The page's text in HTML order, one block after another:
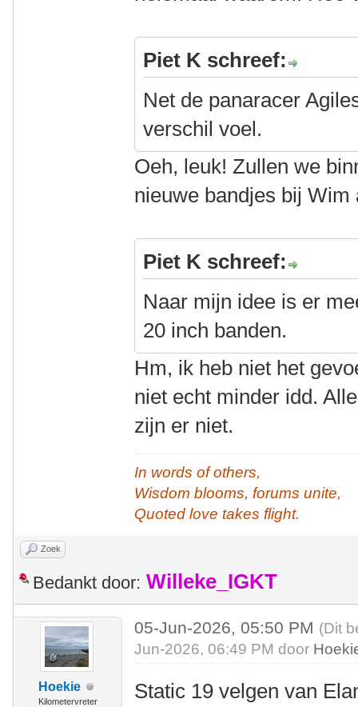
Piet K schreef:
Net de panaracer
verschil voel.
Oeh, leuk! Zullen we
nieuwe bandjes bij
Piet K schreef:
Naar mijn idee is er
20 inch banden.
Hm, ik heb niet het
niet echt minder idd.
zijn er niet.
In words of others,
Wisdom blooms, forums unite,
Quoted love takes flight.
Zoek
Bedankt door: Willeke_IGKT
Hoekie
Kilometervreter
05-Jun-2026, 05:50 PM (Dit
Jun-2026, 06:49 PM door
Static 19 velgen van